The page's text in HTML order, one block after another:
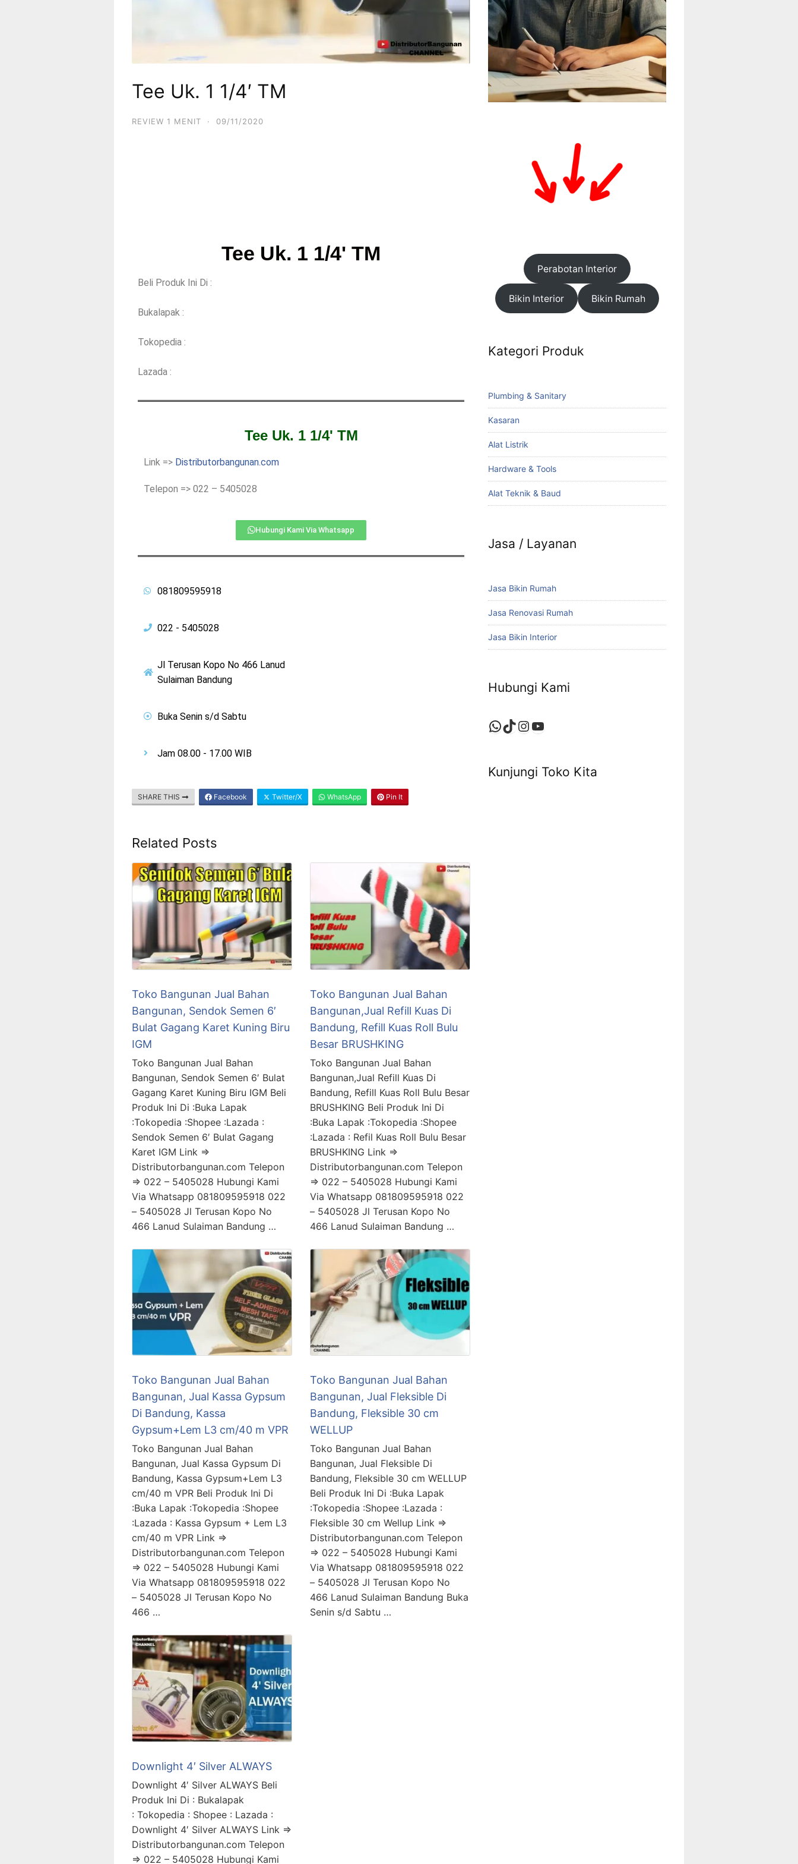
Tee Uk. 1 1/4′ TM
REVIEW 1 MENIT · 09/11/2020
Tee Uk. 1 1/4' TM
Beli Produk Ini Di :
Bukalapak :
Tokopedia :
Lazada :
Tee Uk. 1 1/4' TM
Link => Distributorbangunan.com
Telepon => 022 – 5405028
Hubungi Kami Via Whatsapp
081809595918
022 - 5405028
Jl Terusan Kopo No 466 Lanud
Sulaiman Bandung
Buka Senin s/d Sabtu
Jam 08.00 - 17.00 WIB
SHARE THIS Facebook Twitter/X WhatsApp Pin It
Related Posts
Toko Bangunan Jual Bahan
Bangunan, Sendok Semen 6′
Bulat Gagang Karet Kuning Biru
IGM
Toko Bangunan Jual Bahan
Bangunan, Sendok Semen 6′ Bulat
Gagang Karet Kuning Biru IGM Beli
Produk Ini Di :Buka Lapak
:Tokopedia :Shopee :Lazada :
Sendok Semen 6′ Bulat Gagang
Karet IGM Link =>
Distributorbangunan.com Telepon
=> 022 – 5405028 Hubungi Kami
Via Whatsapp 081809595918 022
– 5405028 Jl Terusan Kopo No
466 Lanud Sulaiman Bandung …
Toko Bangunan Jual Bahan
Bangunan,Jual Refill Kuas Di
Bandung, Refill Kuas Roll Bulu
Besar BRUSHKING
Toko Bangunan Jual Bahan
Bangunan,Jual Refill Kuas Di
Bandung, Refill Kuas Roll Bulu Besar
BRUSHKING Beli Produk Ini Di
:Buka Lapak :Tokopedia :Shopee
:Lazada : Refil Kuas Roll Bulu Besar
BRUSHKING Link =>
Distributorbangunan.com Telepon
=> 022 – 5405028 Hubungi Kami
Via Whatsapp 081809595918 022
– 5405028 Jl Terusan Kopo No
466 Lanud Sulaiman Bandung …
Toko Bangunan Jual Bahan
Bangunan, Jual Kassa Gypsum
Di Bandung, Kassa
Gypsum+Lem L3 cm/40 m VPR
Toko Bangunan Jual Bahan
Bangunan, Jual Kassa Gypsum Di
Bandung, Kassa Gypsum+Lem L3
cm/40 m VPR Beli Produk Ini Di
:Buka Lapak :Tokopedia :Shopee
:Lazada : Kassa Gypsum + Lem L3
cm/40 m VPR Link =>
Distributorbangunan.com Telepon
=> 022 – 5405028 Hubungi Kami
Via Whatsapp 081809595918 022
– 5405028 Jl Terusan Kopo No
466 …
Toko Bangunan Jual Bahan
Bangunan, Jual Fleksible Di
Bandung, Fleksible 30 cm
WELLUP
Toko Bangunan Jual Bahan
Bangunan, Jual Fleksible Di
Bandung, Fleksible 30 cm WELLUP
Beli Produk Ini Di :Buka Lapak
:Tokopedia :Shopee :Lazada :
Fleksible 30 cm Wellup Link =>
Distributorbangunan.com Telepon
=> 022 – 5405028 Hubungi Kami
Via Whatsapp 081809595918 022
– 5405028 Jl Terusan Kopo No
466 Lanud Sulaiman Bandung Buka
Senin s/d Sabtu …
Downlight 4′ Silver ALWAYS
Downlight 4′ Silver ALWAYS Beli
Produk Ini Di : Bukalapak
: Tokopedia : Shopee : Lazada :
Downlight 4′ Silver ALWAYS Link =>
Distributorbangunan.com Telepon
=> 022 – 5405028 Hubungi Kami
Perabotan Interior
Bikin Interior Bikin Rumah
Kategori Produk
Plumbing & Sanitary
Kasaran
Alat Listrik
Hardware & Tools
Alat Teknik & Baud
Jasa / Layanan
Jasa Bikin Rumah
Jasa Renovasi Rumah
Jasa Bikin Interior
Hubungi Kami
Kunjungi Toko Kita